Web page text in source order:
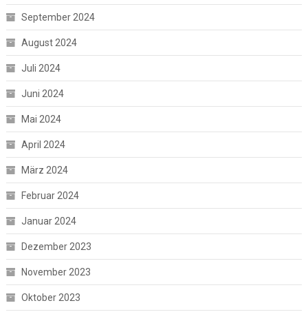
September 2024
August 2024
Juli 2024
Juni 2024
Mai 2024
April 2024
März 2024
Februar 2024
Januar 2024
Dezember 2023
November 2023
Oktober 2023